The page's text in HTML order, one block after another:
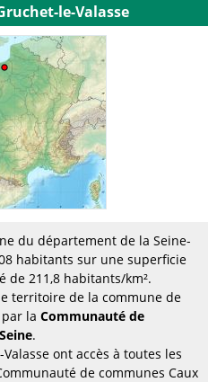
le-Valasse
du département de la Seine-
habitants sur une superficie
de 211,8 habitants/km².
territoire de la commune de
la Communauté de
.
ont accès à toutes les
de communes Caux